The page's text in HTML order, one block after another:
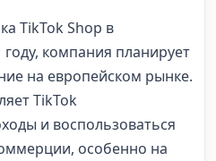
TikTok Shop в
компания планирует
на европейском рынке.
TikTok
и воспользоваться
особенно на